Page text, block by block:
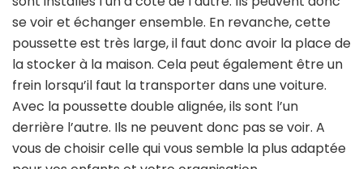
se voir et échanger ensemble. En revanche, cette
poussette est très large, il faut donc avoir la place de
la stocker à la maison. Cela peut également être un
frein lorsqu’il faut la transporter dans une voiture.
Avec la poussette double alignée, ils sont l’un
derrière l’autre. Ils ne peuvent donc pas se voir. A
vous de choisir celle qui vous semble la plus adaptée